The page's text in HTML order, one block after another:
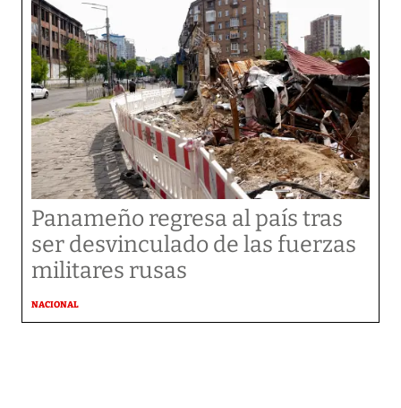
Panameño regresa al país tras
ser desvinculado de las fuerzas
militares rusas
NACIONAL